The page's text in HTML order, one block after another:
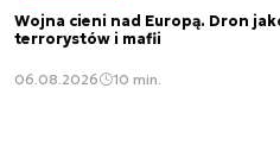
Wojna cieni nad Europą. Dron
terrorystów i mafii
06.08.2026 10 min.